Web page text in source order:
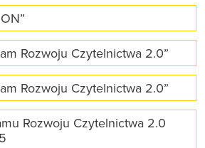
Rozwoju Czytelnictwa 2.0”
Rozwoju Czytelnictwa 2.0”
Rozwoju Czytelnictwa 2.0